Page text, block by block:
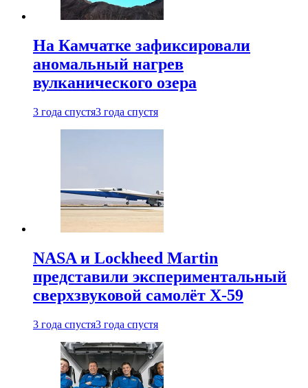
На Камчатке зафиксировали
аномальный нагрев
вулканического озера
3 года спустя3 года спустя
NASA и Lockheed Martin
представили экспериментальный
сверхзвуковой самолёт X-59
3 года спустя3 года спустя